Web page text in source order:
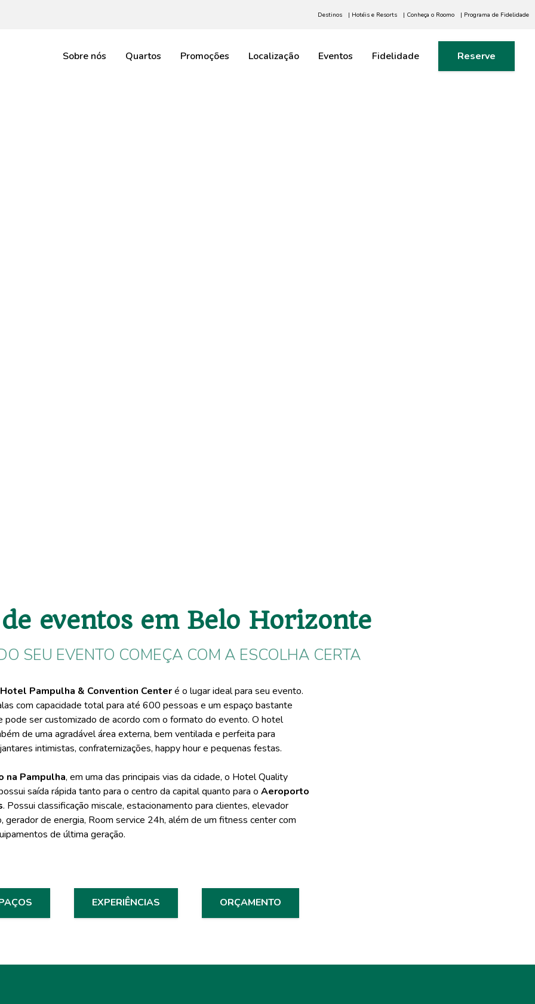
Destinos | Hotéis e Resorts | Conheça o Roomo | Programa de Fidelidade
Sobre nós Quartos Promoções Localização Eventos Fidelidade Reserve
de eventos em Belo Horizonte
SEU EVENTO COMEÇA COM A ESCOLHA CERTA
Pampulha & Convention Centeré o lugar ideal para seu evento.
com capacidade total para até 600 pessoas e um espaço bastante
pode ser customizado de acordo com o formato do evento. O hotel
de uma agradável área externa, bem ventilada e perfeita para
intimistas, confraternizações, happy hour e pequenas festas.
na Pampulha, em uma das principais vias da cidade, o Hotel Quality
saída rápida tanto para o centro da capital quanto para o Aeroporto
. Possui classificação miscale, estacionamento para clientes, elevador
gerador de energia, Room service 24h, além de um fitness center com
de última geração.
EXPERIÊNCIAS ORÇAMENTO